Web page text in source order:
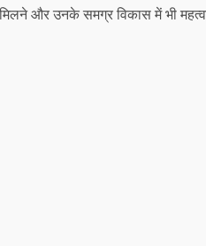
मिलने और उनके समग्र विकास में भी